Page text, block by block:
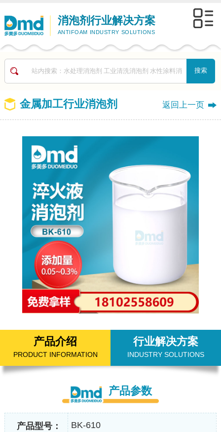
消泡剂行业解决方案
ANTIFOAM INDUSTRY SOLUTIONS
金属加工行业消泡剂 返回上一页
产品介绍
PRODUCT INFORMATION
行业解决方案
INDUSTRY SOLUTIONS
产品参数
产品型号： BK-610